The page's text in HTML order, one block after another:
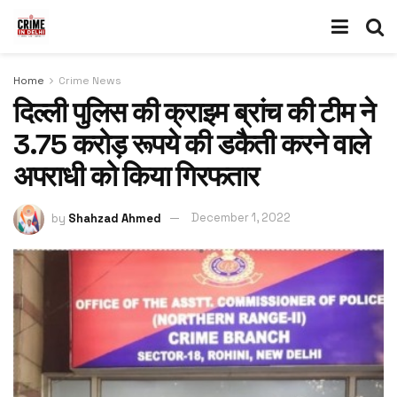
Home Crime News
दिल्ली पुलिस की क्राइम ब्रांच की टीम ने
3.75 करोड़ रूपये की डकैती करने वाले
अपराधी को किया गिरफतार
by Shahzad Ahmed December 1, 2022